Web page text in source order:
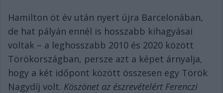
Hamilton öt év után nyert újra Barcelonában,
de hat pályán ennél is hosszabb kihagyásai
voltak – a leghosszabb 2010 és 2020 között
Törökországban, persze azt a képet árnyalja,
hogy a két időpont között összesen egy Török
Nagydíj volt. Köszönet az észrevételért Ferenczi